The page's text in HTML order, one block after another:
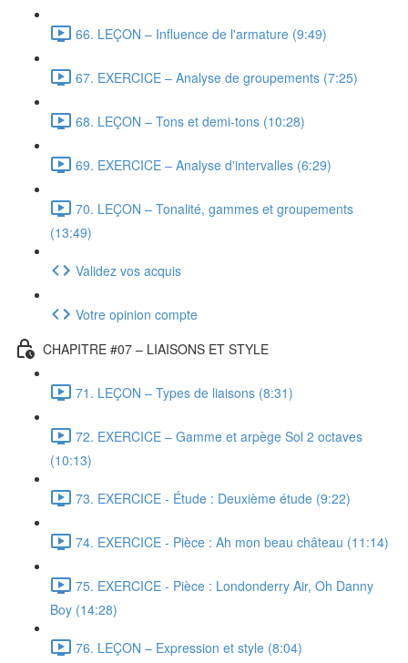
66. LEÇON – Influence de l'armature (9:49)
67. EXERCICE – Analyse de groupements (7:25)
68. LEÇON – Tons et demi-tons (10:28)
69. EXERCICE – Analyse d'intervalles (6:29)
70. LEÇON – Tonalité, gammes et groupements
(13:49)
Validez vos acquis
Votre opinion compte
CHAPITRE #07 – LIAISONS ET STYLE
71. LEÇON – Types de liaisons (8:31)
72. EXERCICE – Gamme et arpège Sol 2 octaves
(10:13)
73. EXERCICE - Étude : Deuxième étude (9:22)
74. EXERCICE - Pièce : Ah mon beau château (11:14)
75. EXERCICE - Pièce : Londonderry Air, Oh Danny
Boy (14:28)
76. LEÇON – Expression et style (8:04)